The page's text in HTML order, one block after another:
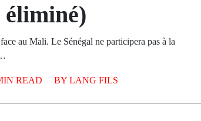
éliminé)
au Mali. Le Sénégal ne participera pas à la
BY LANG FILS
READ